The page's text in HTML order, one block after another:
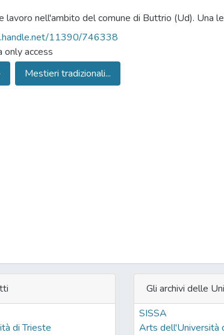
lavoro nell'ambito del comune di Buttrio (Ud). Una
11390/746338
only access
Mestieri tradizionali...
di Trieste
Gli archivi delle
SISSA
Arts dell'Università